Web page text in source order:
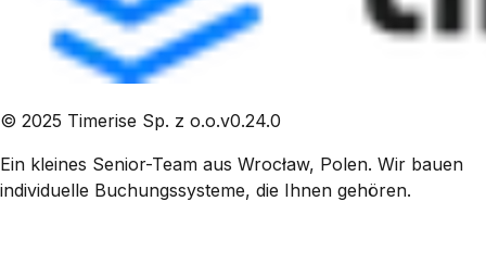
© 2025 Timerise Sp. z o.o.v0.24.0
Ein kleines Senior-Team aus Wrocław, Polen. Wir bauen
individuelle Buchungssysteme, die Ihnen gehören.